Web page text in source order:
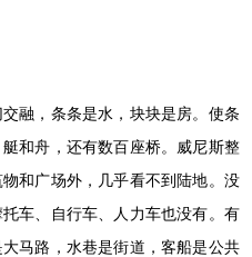
融，条条是水，块块是房。使条
和舟，还有数百座桥。威尼斯整
和广场外，几乎看不到陆地。没
车、自行车、人力车也没有。有
马路，水巷是街道，客船是公共